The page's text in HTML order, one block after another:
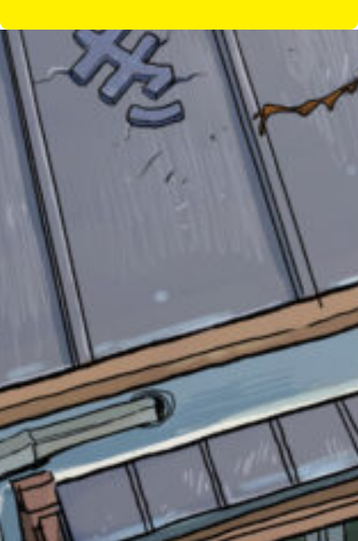
書店に届いた
みんなからのお手紙が
読める
このマチのことを